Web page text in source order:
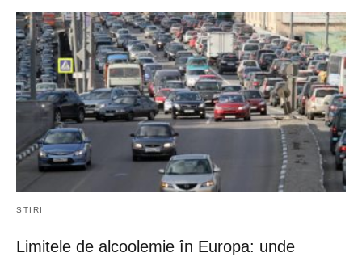
ȘTIRI
Limitele de alcoolemie în Europa: unde